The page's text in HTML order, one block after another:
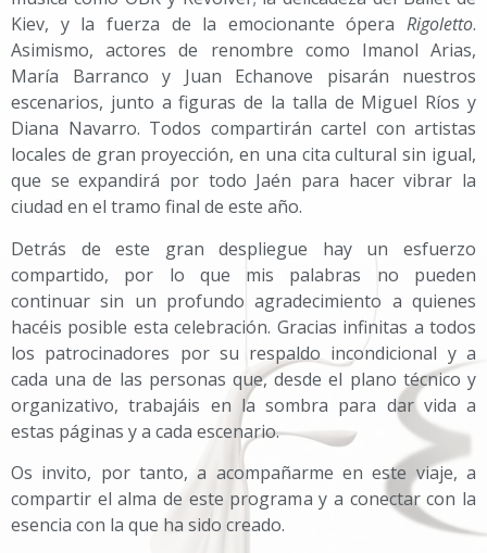
Kiev, y la fuerza de la emocionante ópera Rigoletto.
Asimismo, actores de renombre como Imanol Arias,
María Barranco y Juan Echanove pisarán nuestros
escenarios, junto a figuras de la talla de Miguel Ríos y
Diana Navarro. Todos compartirán cartel con artistas
locales de gran proyección, en una cita cultural sin igual,
que se expandirá por todo Jaén para hacer vibrar la
ciudad en el tramo final de este año.
Detrás de este gran despliegue hay un esfuerzo
compartido, por lo que mis palabras no pueden
continuar sin un profundo agradecimiento a quienes
hacéis posible esta celebración. Gracias infinitas a todos
los patrocinadores por su respaldo incondicional y a
cada una de las personas que, desde el plano técnico y
organizativo, trabajáis en la sombra para dar vida a
estas páginas y a cada escenario.
Os invito, por tanto, a acompañarme en este viaje, a
compartir el alma de este programa y a conectar con la
esencia con la que ha sido creado.